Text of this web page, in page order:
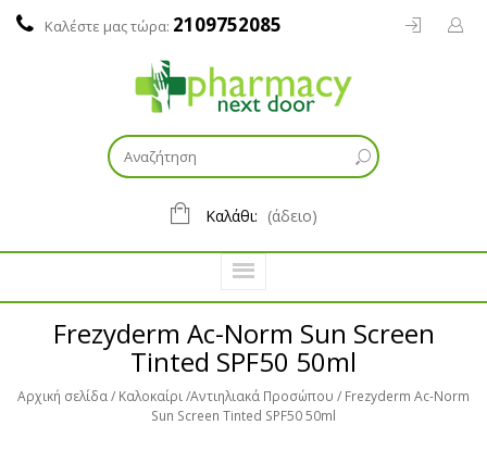
Καλέστε μας τώρα: 2109752085
Καλάθι: (άδειο)
Frezyderm Ac-Norm Sun Screen
Tinted SPF50 50ml
Αρχική σελίδα Καλοκαίρι Αντιηλιακά Προσώπου
Frezyderm Ac-Norm
Sun Screen Tinted SPF50 50ml